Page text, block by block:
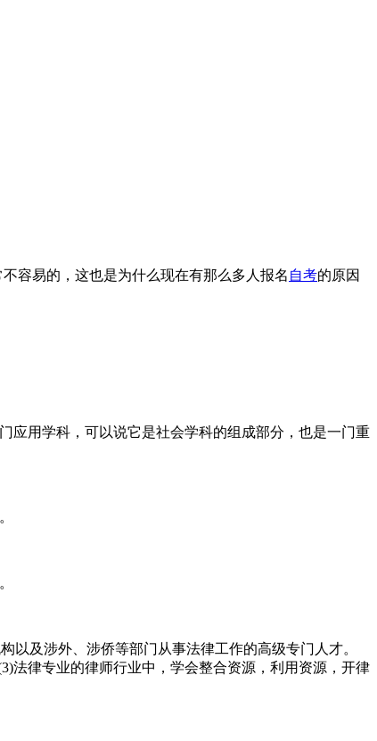
容易的，这也是为什么现在有那么多人报名 自考的原因
应用学科，可以说它是社会学科的组成部分，也是一门重
及涉外、涉侨等部门从事法律工作的高级专门人才。
法律专业的律师行业中，学会整合资源，利用资源，开律